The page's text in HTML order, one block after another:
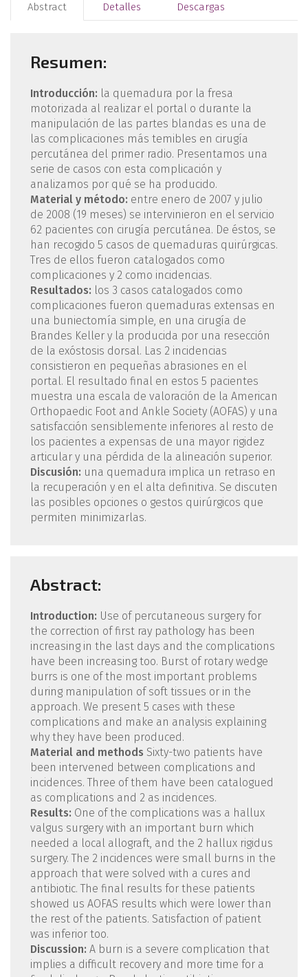
Abstract Detalles Descargas
Resumen:
Introducción: la quemadura por la fresa
motorizada al realizar el portal o durante la
manipulación de las partes blandas es una de
las complicaciones más temibles en cirugía
percutánea del primer radio. Presentamos una
serie de casos con esta complicación y
analizamos por qué se ha producido.
Material y método: entre enero de 2007 y julio
de 2008 (19 meses) se intervinieron en el servicio
62 pacientes con cirugía percutánea. De éstos, se
han recogido 5 casos de quemaduras quirúrgicas.
Tres de ellos fueron catalogados como
complicaciones y 2 como incidencias.
Resultados: los 3 casos catalogados como
complicaciones fueron quemaduras extensas en
una buniectomía simple, en una cirugía de
Brandes Keller y la producida por una resección
de la exóstosis dorsal. Las 2 incidencias
consistieron en pequeñas abrasiones en el
portal. El resultado final en estos 5 pacientes
muestra una escala de valoración de la American
Orthopaedic Foot and Ankle Society (AOFAS) y una
satisfacción sensiblemente inferiores al resto de
los pacientes a expensas de una mayor rigidez
articular y una pérdida de la alineación superior.
Discusión: una quemadura implica un retraso en
la recuperación y en el alta definitiva. Se discuten
las posibles opciones o gestos quirúrgicos que
permiten minimizarlas.
Abstract:
Introduction: Use of percutaneous surgery for
the correction of first ray pathology has been
increasing in the last days and the complications
have been increasing too. Burst of rotary wedge
burrs is one of the most important problems
during manipulation of soft tissues or in the
approach. We present 5 cases with these
complications and make an analysis explaining
why they have been produced.
Material and methods Sixty-two patients have
been intervened between complications and
incidences. Three of them have been catalogued
as complications and 2 as incidences.
Results: One of the complications was a hallux
valgus surgery with an important burn which
needed a local allograft, and the 2 hallux rigidus
surgery. The 2 incidences were small burns in the
approach that were solved with a cures and
antibiotic. The final results for these patients
showed us AOFAS results which were lower than
the rest of the patients. Satisfaction of patient
was inferior too.
Discussion: A burn is a severe complication that
implies a difficult recovery and more time for a